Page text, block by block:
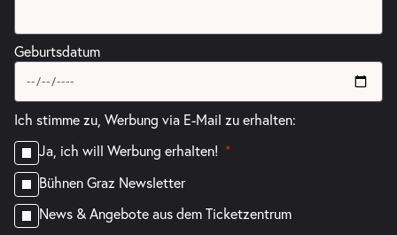
Geburtsdatum
Ich stimme zu, Werbung via E-Mail zu erhalten:
Ja, ich will Werbung erhalten!
Bühnen Graz Newsletter
News & Angebote aus dem Ticketzentrum